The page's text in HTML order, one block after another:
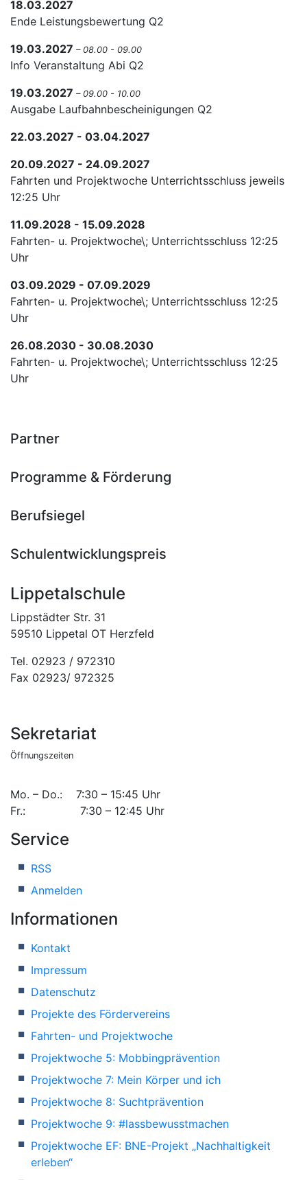
18.03.2027
Ende Leistungsbewertung Q2
19.03.2027 – 08.00 - 09.00
Info Veranstaltung Abi Q2
19.03.2027 – 09.00 - 10.00
Ausgabe Laufbahnbescheinigungen Q2
22.03.2027 - 03.04.2027
20.09.2027 - 24.09.2027
Fahrten und Projektwoche Unterrichtsschluss jeweils
12:25 Uhr
11.09.2028 - 15.09.2028
Fahrten- u. Projektwoche\; Unterrichtsschluss 12:25
Uhr
03.09.2029 - 07.09.2029
Fahrten- u. Projektwoche\; Unterrichtsschluss 12:25
Uhr
26.08.2030 - 30.08.2030
Fahrten- u. Projektwoche\; Unterrichtsschluss 12:25
Uhr
Partner
Programme & Förderung
Berufsiegel
Schulentwicklungspreis
Lippetalschule
Lippstädter Str. 31
59510 Lippetal OT Herzfeld
Tel. 02923 / 972310
Fax 02923/ 972325
Sekretariat
Öffnungszeiten
Mo. – Do.: 7:30 – 15:45 Uhr
Fr.: 7:30 – 12:45 Uhr
Service
RSS
Anmelden
Informationen
Kontakt
Impressum
Datenschutz
Projekte des Fördervereins
Fahrten- und Projektwoche
Projektwoche 5: Mobbingprävention
Projektwoche 7: Mein Körper und ich
Projektwoche 8: Suchtprävention
Projektwoche 9: #lassbewusstmachen
Projektwoche EF: BNE-Projekt „Nachhaltigkeit
erleben“